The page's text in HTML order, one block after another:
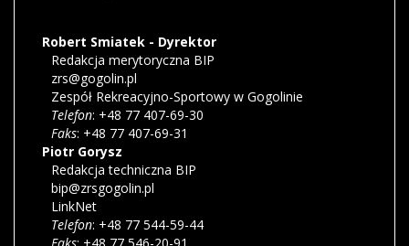
Robert Smiatek - Dyrektor
Redakcja merytoryczna BIP
zrs@gogolin.pl
Zespół Rekreacyjno-Sportowy w Gogolinie
Telefon: +48 77 407-69-30
Faks: +48 77 407-69-31
Piotr Gorysz
Redakcja techniczna BIP
bip@zrsgogolin.pl
LinkNet
Telefon: +48 77 544-59-44